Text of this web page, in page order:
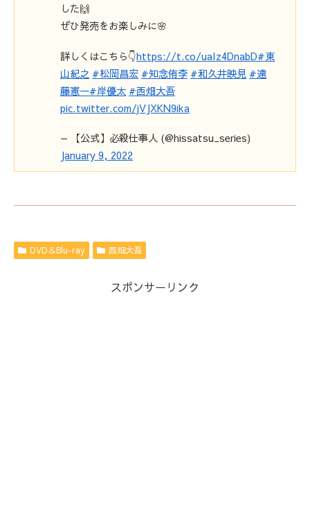
した🙌
ぜひ発売をお楽しみに🌸
詳しくはこちら👇https://t.co/uaIz4DnabD#東
山紀之 #松岡昌宏 #知念侑李 #和久井映見 #遠
藤憲一#岸優太 #西畑大吾
pic.twitter.com/jVJXKN9ika
— 【公式】必殺仕事人 (@hissatsu_series)
January 9, 2022
DVD＆Blu-ray 西畑大吾
スポンサーリンク